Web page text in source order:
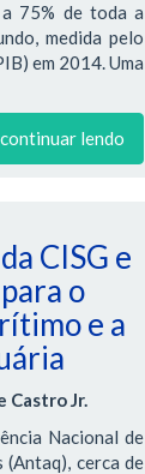
75% de toda a
medida pelo
em 2014. Uma
lendo
CISG e
o
e a
Castro Jr.
Nacional de
cerca de